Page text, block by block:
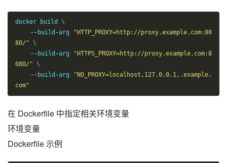
docker build \
-- build -arg
"HTTP_PROXY=http://proxy.example.com:80
80/" \
-- build -arg
"HTTPS_PROXY=http://proxy.example.com:8
080/" \
-- build -arg
"NO_PROXY=localhost,127.0.0.1,.example.
com"
在 Dockerfile 中指定相关环境变量
环境变量
Dockerfile 示例